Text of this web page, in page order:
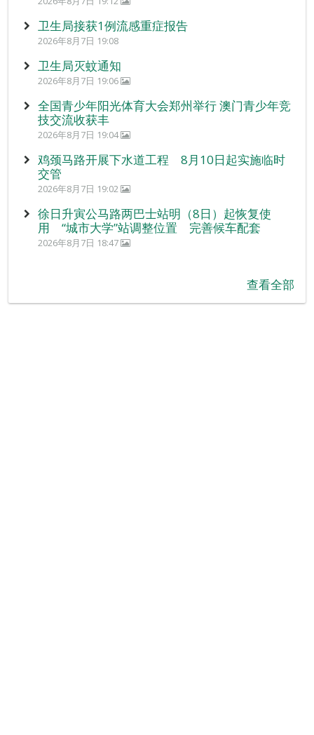
卫生局接获1例流感重症报告
2026年8月7日 19:08
卫生局灭蚊通知
2026年8月7日 19:06
全国青少年阳光体育大会郑州举行 澳门青少年竞
技交流收获丰
2026年8月7日 19:04
鸡颈马路开展下水道工程 8月10日起实施临时
交管
2026年8月7日 19:02
徐日升寅公马路两巴士站明（8日）起恢复使
用 “城市大学”站调整位置 完善候车配套
2026年8月7日 18:47
查看全部